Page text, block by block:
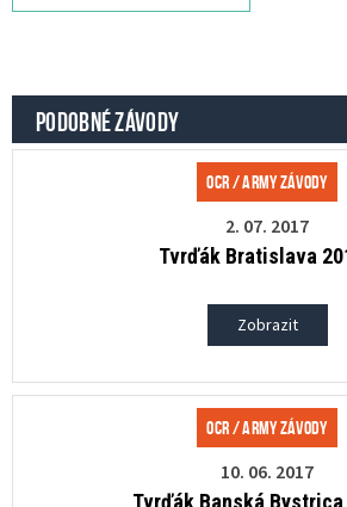
PODOBNÉ ZÁVODY
OCR / Army závody
2. 07. 2017
Tvrďák Bratislava
Zobrazit
OCR / Army závody
10. 06. 2017
Tvrďák Banská Bystrica